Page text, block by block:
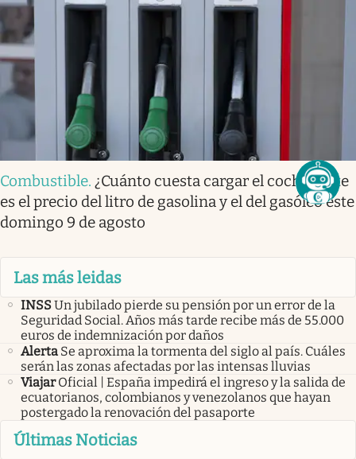
Combustible. ¿Cuánto cuesta cargar el coche? Este
es el precio del litro de gasolina y el del gasóleo este
domingo 9 de agosto
Las más leidas
INSSUn jubilado pierde su pensión por un error de la
Seguridad Social. Años más tarde recibe más de 55.000
euros de indemnización por daños
Alerta Se aproxima la tormenta del siglo al país. Cuáles
serán las zonas afectadas por las intensas lluvias
Viajar Oficial | España impedirá el ingreso y la salida de
ecuatorianos, colombianos y venezolanos que hayan
postergado la renovación del pasaporte
Últimas Noticias